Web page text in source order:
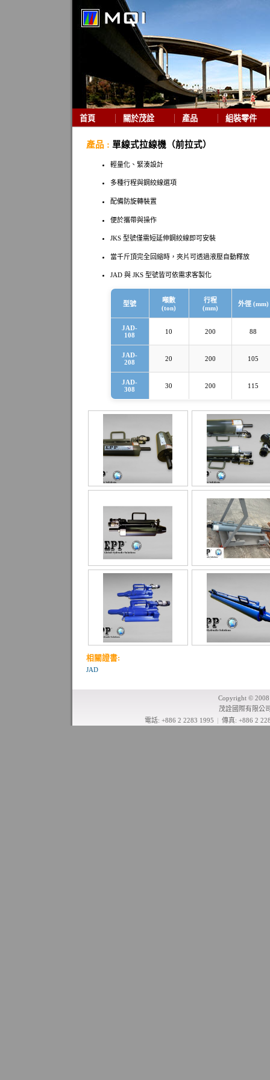
首頁 關於茂詮 產品 組裝零件
產品 : 單線式拉線機（前拉式）
輕量化、緊湊設計
多種行程與鋼絞線選項
配備防旋轉裝置
便於攜帶與操作
JKS 型號僅需短延伸鋼絞線即可安裝
當千斤頂完全回縮時，夾片可透過液壓自動釋放
JAD 與 JKS 型號皆可依需求客製化
型號
噸數
(ton)
行程
(mm)
外徑 (mm)
JAD-
108
10 200 88
JAD-
208
20 200 105
JAD-
308
30 200 115
相關證書:
JAD
Copyright © 2008
茂詮國際有限公
電話: +886 2 2283 1995 | 傳真: +886 2